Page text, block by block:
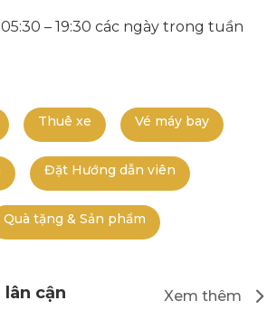
05:30 – 19:30 các ngày trong tuần
Thuê xe Vé máy bay
Đặt Hướng dẫn viên
Quà tặng & Sản phẩm
lân cận Xem thêm